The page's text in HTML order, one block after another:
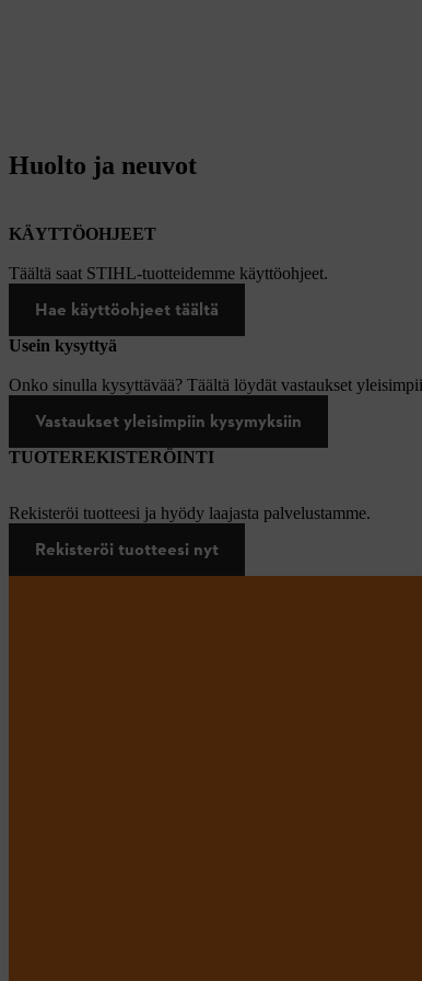
Huolto ja neuvot
KÄYTTÖOHJEET
Täältä saat STIHL-tuotteidemme käyttöohjeet.
Hae käyttöohjeet täältä
Usein kysyttyä
Onko sinulla kysyttävää? Täältä löydät vastaukset
Vastaukset yleisimpiin kysymyksiin
TUOTEREKISTERÖINTI
Rekisteröi tuotteesi ja hyödy laajasta palvelustamme.
Rekisteröi tuotteesi nyt